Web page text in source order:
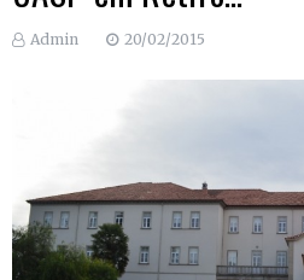
Admin 20/02/2015